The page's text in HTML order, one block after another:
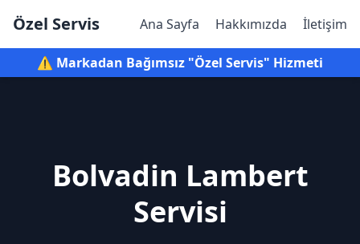
Özel Servis Ana Sayfa Hakkımızda İletişim
⚠️ Markadan Bağımsız "Özel Servis" Hizmeti
Bolvadin Lambert
Servisi